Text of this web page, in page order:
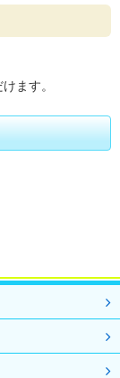
ます。